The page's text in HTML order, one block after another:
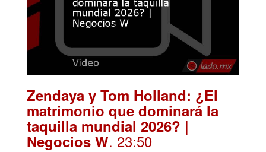
Zendaya y Tom Holland: ¿El
matrimonio que dominará la
taquilla mundial 2026? |
Negocios W. 23:50